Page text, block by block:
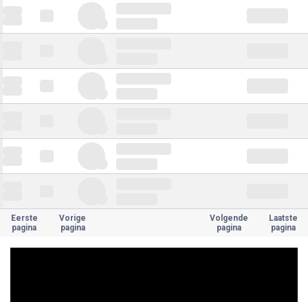
Eerste
pagina
Vorige
pagina
Volgende
pagina
Laatste
pagina